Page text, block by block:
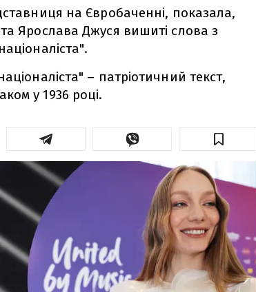
на Євробаченні, показала,
Ярослава Джуся вишиті слова з
– патріотичний текст,
у 1936 році.